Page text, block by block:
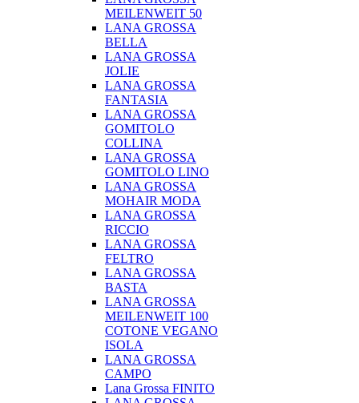
MEILENWEIT 50
LANA GROSSA
BELLA
LANA GROSSA
JOLIE
LANA GROSSA
FANTASIA
LANA GROSSA
GOMITOLO
COLLINA
LANA GROSSA
GOMITOLO LINO
LANA GROSSA
MOHAIR MODA
LANA GROSSA
RICCIO
LANA GROSSA
FELTRO
LANA GROSSA
BASTA
LANA GROSSA
MEILENWEIT 100
COTONE VEGANO
ISOLA
LANA GROSSA
CAMPO
Lana Grossa FINITO